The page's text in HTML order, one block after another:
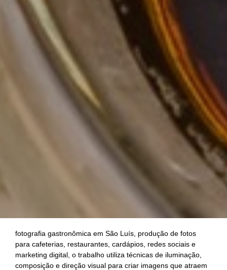
fotografia gastronômica em São Luís, produção de fotos
para cafeterias, restaurantes, cardápios, redes sociais e
marketing digital, o trabalho utiliza técnicas de iluminação,
composição e direção visual para criar imagens que atraem